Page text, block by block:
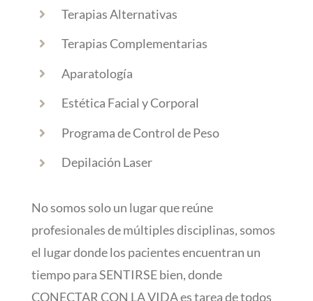
Terapias Alternativas
Terapias Complementarias
Aparatología
Estética Facial y Corporal
Programa de Control de Peso
Depilación Laser
No somos solo un lugar que reúne
profesionales de múltiples disciplinas, somos
el lugar donde los pacientes encuentran un
tiempo para SENTIRSE bien, donde
CONECTAR CON LA VIDA es tarea de todos